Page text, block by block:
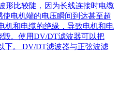
形比较陡，因为长线连接时电缆
电机端的电压瞬间到达甚至超
机和电缆的绝缘，导致电机和电
毁。使用DV/DT滤波器可以把
下。 DV/DT滤波器与正弦波滤